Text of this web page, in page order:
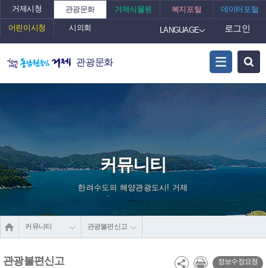
거제시청 관광문화 거제식물원 복지포털 데이터포털
어린이시청 시의회 LANGUAGE 로그인
관광문화
커뮤니티
한려수도의 해양관광도시! 거제
커뮤니티 관광불편신고
관광불편신고 정보수정요청